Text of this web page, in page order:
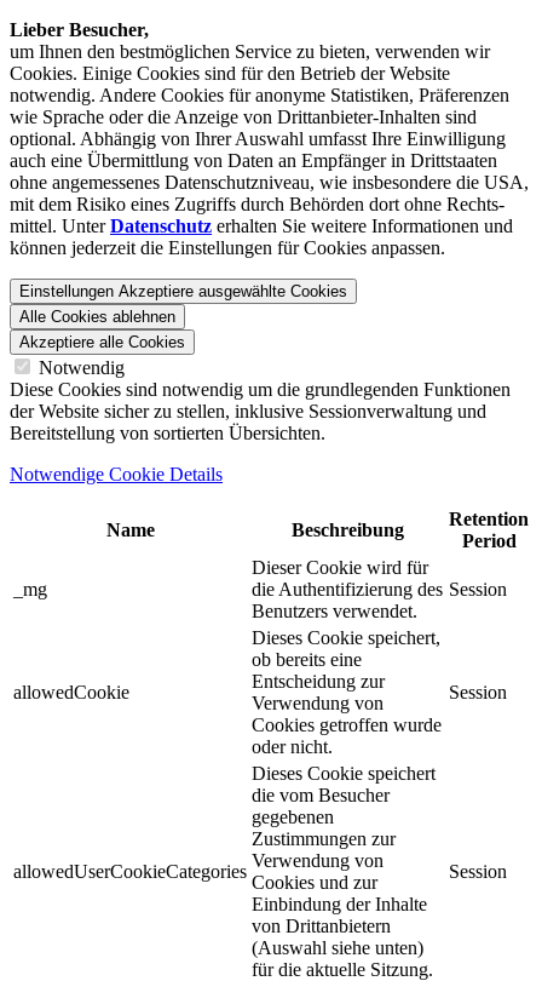
Lieber Besucher,
um Ihnen den best­möglichen Service zu bieten, verwenden wir
Cookies. Einige Cookies sind für den Betrieb der Website
notwendig. Andere Cookies für anonyme Statistiken, Präferenzen
wie Sprache oder die Anzeige von Dritt­anbieter-Inhalten sind
optional. Abhängig von Ihrer Auswahl umfasst Ihre Einwilligung
auch eine Übermittlung von Daten an Empfänger in Drittstaaten
ohne angemessenes Daten­schutz­niveau, wie insbesondere die USA,
mit dem Risiko eines Zugriffs durch Behörden dort ohne Rechts­
mittel. UnterDatenschutz erhalten Sie weitere Informationen und
können jederzeit die Einstellungen für Cookies anpassen.
Einstellungen Akzeptiere ausgewählte Cookies
Alle Cookies ablehnen
Akzeptiere alle Cookies
Notwendig
Diese Cookies sind notwendig um die grundlegenden Funktionen
der Website sicher zu stellen, inklusive Sessionverwaltung und
Bereitstellung von sortierten Übersichten.
Notwendige Cookie Details
Name Beschreibung
Retention
Period
_mg
Dieser Cookie wird für
die Authentifizierung des
Benutzers verwendet.
Session
allowedCookie
Dieses Cookie speichert,
ob bereits eine
Entscheidung zur
Verwendung von
Cookies getroffen wurde
oder nicht.
Session
allowedUserCookieCategories
Dieses Cookie speichert
die vom Besucher
gegebenen
Zustimmungen zur
Verwendung von
Cookies und zur
Einbindung der Inhalte
von Drittanbietern
(Auswahl siehe unten)
für die aktuelle Sitzung.
Session